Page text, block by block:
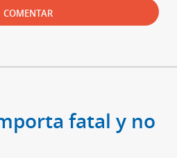
COMENTAR
fatal y no